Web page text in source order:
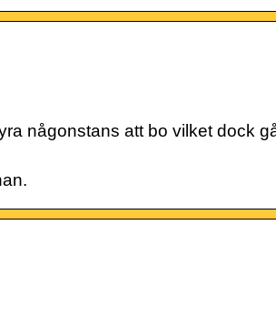
någonstans att bo vilket dock